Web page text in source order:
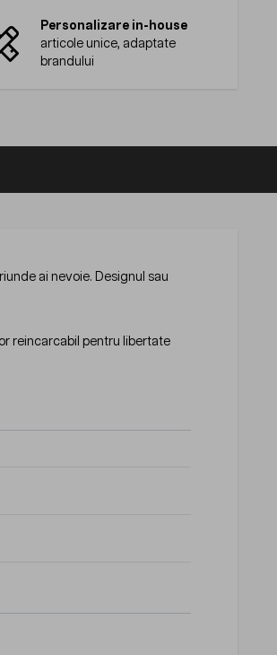
Personalizare in-house
articole unice, adaptate
brandului
ai nevoie. Designul sau
reincarcabil pentru libertate